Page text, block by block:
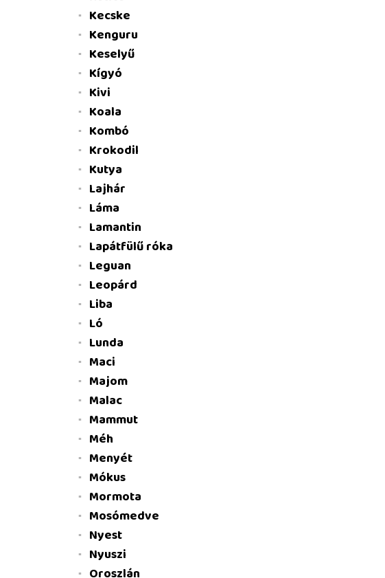
Kecske
Kenguru
Keselyű
Kígyó
Kivi
Koala
Kombó
Krokodil
Kutya
Lajhár
Láma
Lamantin
Lapátfülű róka
Leguan
Leopárd
Liba
Ló
Lunda
Maci
Majom
Malac
Mammut
Méh
Menyét
Mókus
Mormota
Mosómedve
Nyest
Nyuszi
Oroszlán